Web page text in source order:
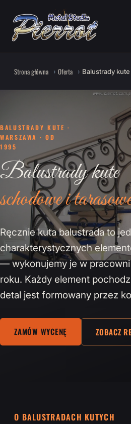
Strona główna Oferta Balustrady kute
BALUSTRADY KUTE ·
WARSZAWA · OD
1995
Balustrady kute
schodowe i
Ręcznie kuta balustrada to
charakterystycznych
— wykonujemy je w pracowni
roku. Każdy element
detal jest formowany przez
ZAMÓW WYCENĘ ZOBACZ
O BALUSTRADACH KUTYCH